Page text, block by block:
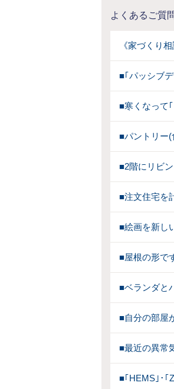
よくあるご質
《家づくり
■｢パッシブ
■寒くなって
■パントリー(
■2階にリビ
■注文住宅を
■絵画を新し
■屋根の形で
■ベランダと
■自分の部屋
■最近の異常
■｢HEMS｣･｢